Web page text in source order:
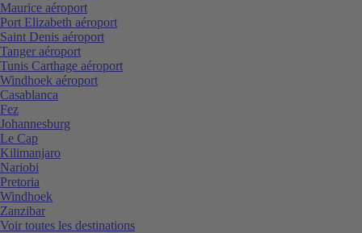
Maurice aéroport
Port Elizabeth aéroport
Saint Denis aéroport
Tanger aéroport
Tunis Carthage aéroport
Windhoek aéroport
Casablanca
Fez
Johannesburg
Le Cap
Kilimanjaro
Nariobi
Pretoria
Windhoek
Zanzibar
Voir toutes les destinations